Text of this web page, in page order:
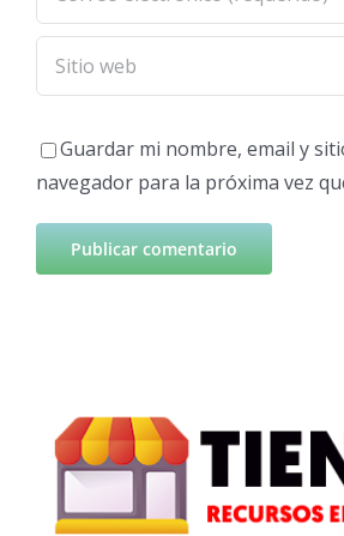
Guardar mi nombre, email y
navegador para la próxima vez